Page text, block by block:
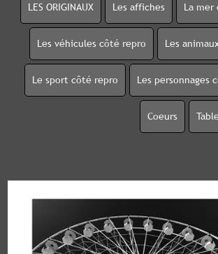
LES ORIGINAUX Les affiches La mer
Les véhicules côté repro Les
Le sport côté repro Les personnages
Coeurs